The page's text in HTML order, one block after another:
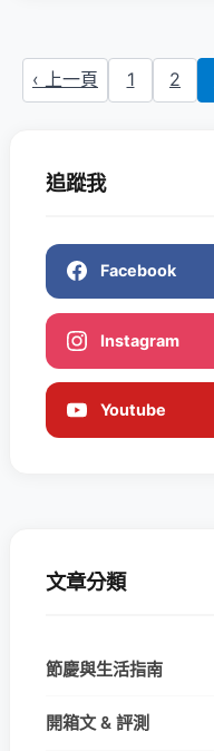
‹ 上一頁 1 2
追蹤我
Facebook
Instagram
Youtube
文章分類
節慶與生活指南
開箱文 & 評測